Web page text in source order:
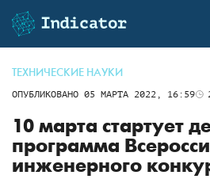
ТЕХНИЧЕСКИЕ НАУКИ
ОПУБЛИКОВАНО 05 МАРТА 2022, 16:59
10 марта стартует
программа
инженерного